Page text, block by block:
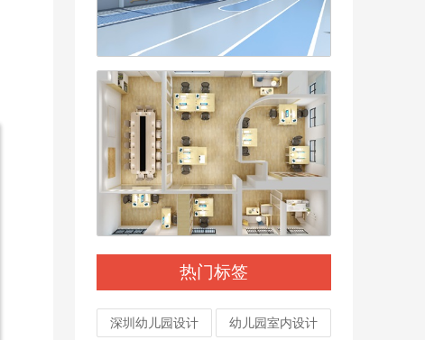
热门标签
深圳幼儿园设计 幼儿园室内设计